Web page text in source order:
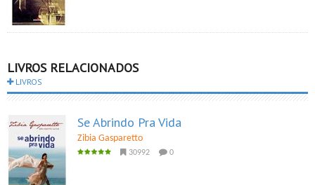
LIVROS RELACIONADOS
LIVROS
Se Abrindo Pra Vida
Zibia Gasparetto
30992 0